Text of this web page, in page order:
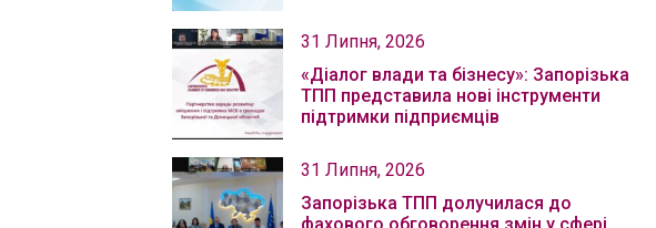
31 Липня, 2026
«Діалог влади та бізнесу»: Запорізька
ТПП представила нові інструменти
підтримки підприємців
31 Липня, 2026
Запорізька ТПП долучилася до